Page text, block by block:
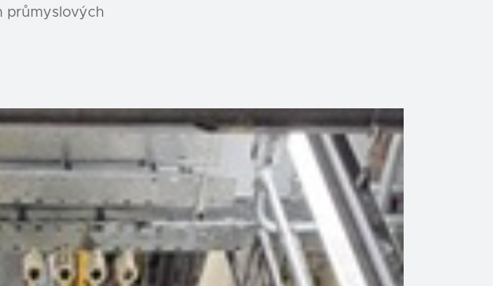
průmyslových